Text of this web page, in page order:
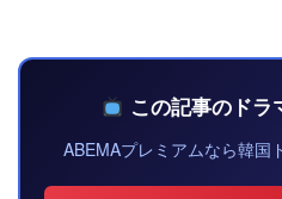
この記事のドラ
ABEMAプレミアムなら韓国